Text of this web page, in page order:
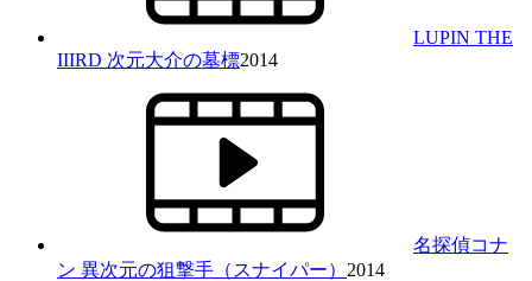
LUPIN THE
IIIRD 次元大介の墓標2014
名探偵コナ
ン 異次元の狙撃手（スナイパー） 2014